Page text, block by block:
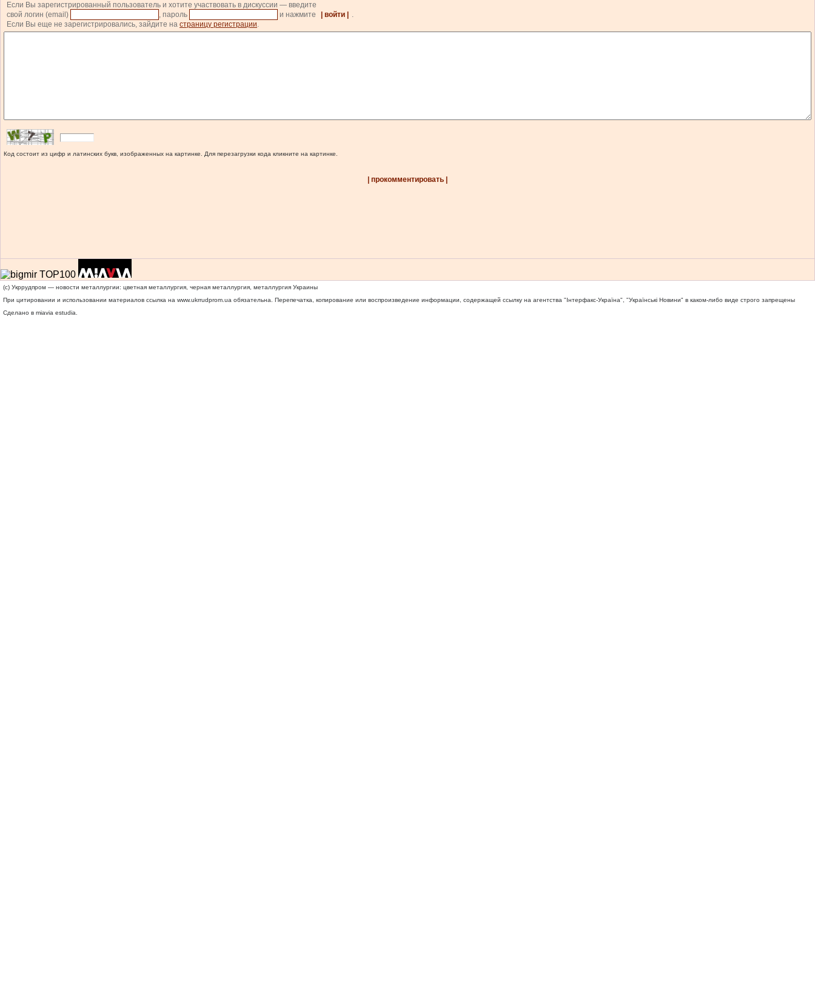
Если Вы зарегистрированный пользователь и хотите участвовать в дискуссии — введите
свой логин (email)
, пароль и нажмите | войти |
.
Если Вы еще не зарегистрировались, зайдите на страницу регистрации.
Код состоит из цифр и латинских букв, изображенных на картинке. Для перезагрузки кода кликните на картинке.
| прокомментировать |
(c) Укррудпром — новости металлургии: цветная металлургия, черная металлургия, металлургия Украины
При цитировании и использовании материалов ссылка на www.ukrrudprom.ua обязательна. Перепечатка, копирование или воспроизведение информации, содержащей ссылку на агентства "Iнтерфакс-Україна", "Українськi Новини" в каком-либо виде строго запрещены
Сделано в miavia estudia.